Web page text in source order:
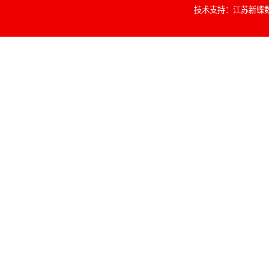
技术支持：江苏新